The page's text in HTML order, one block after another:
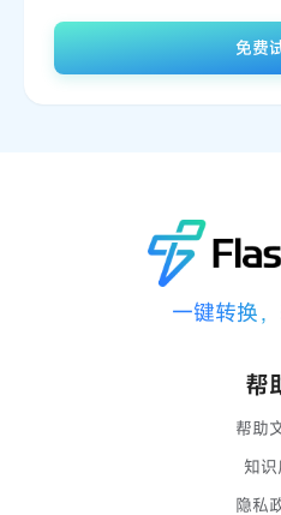
免费
一键转换
帮
帮助
知
隐私